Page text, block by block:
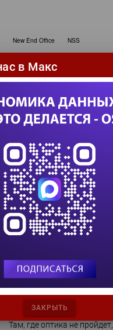
New End Office NSS
HiE9200
Softswitch
SanteraOne
ZXSS10 SS10
эксперта
mmWave: быстро,
и надежно
Там, где оптика не пройдет,
в Макс
ЗАКРЫТЬ